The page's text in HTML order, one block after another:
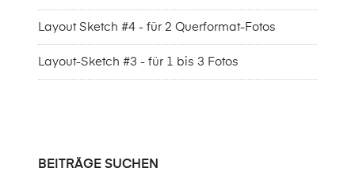
Layout Sketch #4 - für 2 Querformat-Fotos
Layout-Sketch #3 - für 1 bis 3 Fotos
BEITRÄGE SUCHEN